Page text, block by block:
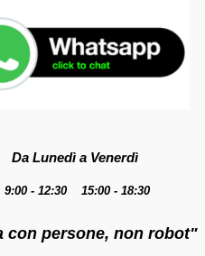
Da Lunedì a Venerdì
9:00 - 12:30 15:00 - 18:30
con persone, non robot"